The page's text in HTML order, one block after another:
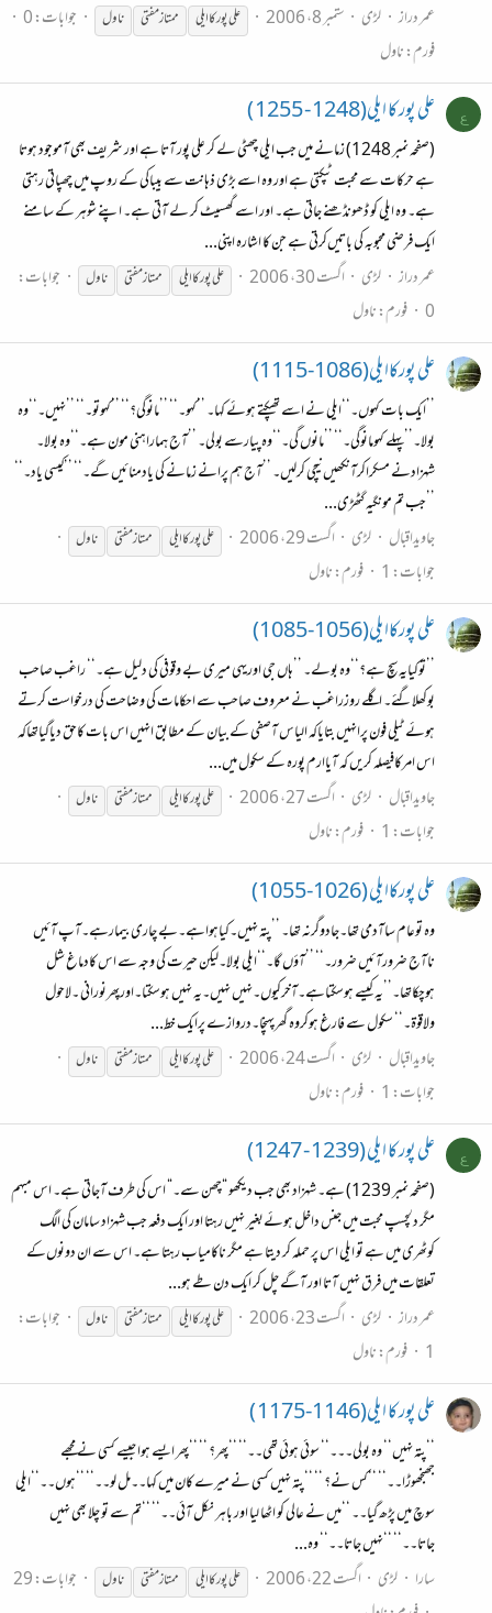
عمر دراز لڑی ستمبر 8، 2006 علی پور کا ایلی ممتازمفتی ناول
جوابات: 0
فورم:ناول
ع علی پور کا ایلی(1248 - 1255 )
(صفحہ نمبر 1248) زمانے میں جب ایلی چھٹی لے کر علی پور آتا ہے اور شریف بھی آموجود ہوتا
ہے حرکات سے محبت ٹپکتی ہے اور وہ اسے بڑی ذہانت سے بیباکی کے روپ میں چھپاتی رہتی
ہے۔ وہ ایلی کو ڈھونڈھنے جاتی ہے۔ اور اسے گھسیٹ کر لے آتی ہے۔ اپنے شوہر کے سامنے
ایک فرضی محبوبہ کی باتیں‌کرتی ہے جن کا اشارہ اپنی...
عمر دراز لڑی اگست 30، 2006 علی پور کا ایلی ممتازمفتی ناول
جوابات:
0 فورم:ناول
علی پورکاایلی(1086-1115)
’’ایک بات کہوں۔‘‘ایلی نے اسے تھپکتے ہوئے کہا۔ ’’کہو۔‘‘ ’’مانوگی؟‘‘ ’’کہوتو۔‘‘ ’’نہیں۔‘‘وہ
بولا۔’’پہلے کہومانوگی۔‘‘ ’’مانوں گی۔‘‘وہ پیارسے بولی۔ ’’آج ہماراہنی مون ہے۔‘‘وہ بولا۔
شہزادنے مسکراکرآنکھیں نیچی کرلیں۔ ’’آج ہم پرانے زمانے کی یادمنائیں گے۔‘‘ ’’کیسی یاد۔‘‘
’’جب تم مونگیہ گٹھڑی...
جاویداقبال
لڑی اگست 29، 2006 علی پور کا ایلی ممتازمفتی ناول
جوابات: 1 فورم:ناول
علی پورکاایلی(1056-1085)
’’توکیایہ سچ ہے؟‘‘وہ بولے۔ ’’ہاں جی اوریہی میری بے وقوفی کی دلیل ہے۔‘‘ راغب صاحب
بوکھلاگئے۔ اگلے روزراغب نے معروف صاحب سے احکامات کی وضاحت کی درخواست کرتے
ہوئے ٹیلی فون پرانہیں بتایاکہ الیاس آصفی کے بیان کے مطابق انہیں اس بات کاحق دیاگیاتھاکہ
اس امرکافیصلہ کریں کہ آیاارم پورہ کے سکول میں...
جاویداقبال
لڑی اگست 27، 2006 علی پور کا ایلی ممتازمفتی ناول
جوابات: 1 فورم:ناول
علی پورکاایلی (1026-1055)
وہ توعام ساآدمی تھا۔جادوگرنہ تھا۔ ’’پتہ نہیں۔کیاہواہے۔بے چاری بیمارہے۔آپ آئیں
ناآج ضرورآئیں ضرور۔‘‘ ’’آؤں گا۔‘‘ایلی بولا۔لیکن حیرت کی وجہ سے اس کادماغ شل
ہوچکاتھا۔’’یہ کیسے ہوسکتاہے۔آخرکیوں۔نہیں نہیں۔یہ نہیں ہوسکتا۔اورپھرنورانی ۔لاحول
ولاقوۃ۔‘‘ سکول سے فارغ ہوکروہ گھرپہنچا۔دروازے پرایک خط...
جاویداقبال
لڑی اگست 24، 2006 علی پور کا ایلی ممتازمفتی ناول
جوابات: 1 فورم:ناول
ع علی پور کا ایلی (1239 - 1247)
(صفحہ نمبر 1239) ہے۔ شہزاد بھی جب دیکھو “چھن سے۔“ اس کی طرف آجاتی ہے۔ اس مبہم
مگر دلچسپ محبت میں جنس داخل ہوئےبغیر نہیں رہتا اور ایک دفعہ جب شہزاد سامان کی الگ
کوٹھری میں ہے تو ایلی اس پر حملہ کر دیتا ہے مگر ناکامیاب رہتا ہے۔ اس سے ان دونوں‌کے
تعلقات میں فرق نہیں آتا اور آگے چل کر ایک دن طے ہو...
عمر دراز لڑی اگست 23، 2006 علی پور کا ایلی ممتازمفتی ناول
جوابات:
1
فورم:ناول
علی پور کا ایلی(1146-1175 )
‘‘پتہ نہیں‘‘ وہ بولی۔۔۔‘‘ سوئی ہوئی تھی۔۔‘‘ ‘‘پھر؟ ‘‘ ‘‘پھر ایسے ہوا جیسے کسی نے مجھے
جھنجھوڑا۔۔‘‘ ‘‘کس نے؟ ‘‘ ‘‘پتہ نہیں کسی نے میرے کان میں کہا۔۔مل لو۔۔‘‘ ‘‘ہوں۔۔‘‘ایلی
سوچ میں پڑھ گیا۔۔ ‘‘میں نے عالی کو اٹھا لیا اور باہر نکل آئی۔۔‘‘ ‘‘تم سے تو چلا بھی نہیں
جاتا۔۔‘‘ ‘‘نہیں جاتا۔۔‘‘ وہ...
سارا
لڑی اگست 22، 2006 علی پور کا ایلی ممتازمفتی ناول
جوابات: 29